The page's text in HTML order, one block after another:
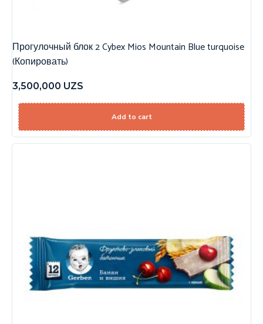
Прогулочный блок 2 Cybex Mios Mountain Blue turquoise
(Копировать)
3,500,000 UZS
Add to cart